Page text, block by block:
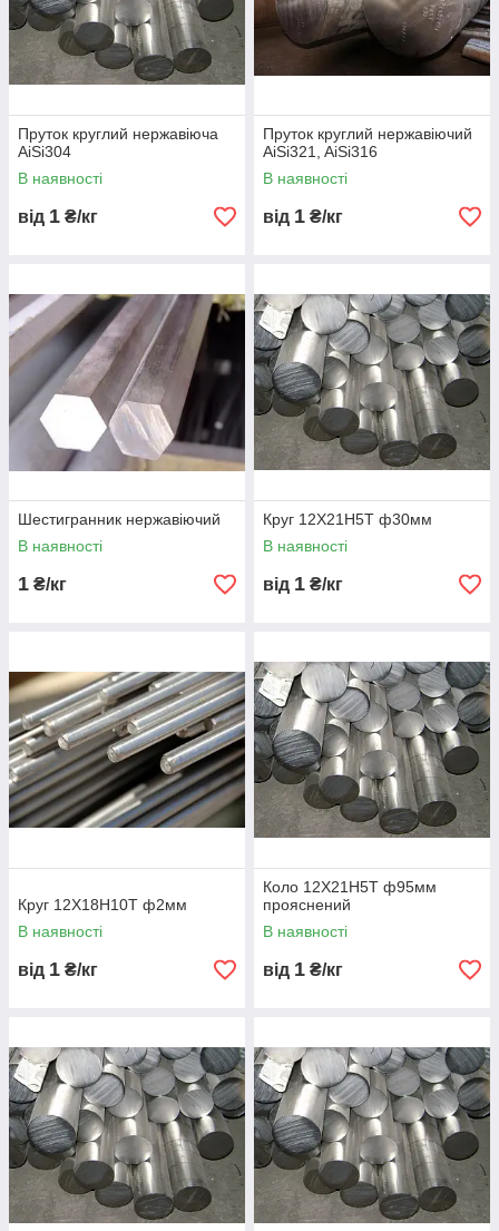
Пруток круглий нержавіюча
AiSi304
В наявності
від 1 ₴/кг
Пруток круглий нержавіючий
AiSi321, AiSi316
В наявності
від 1 ₴/кг
Шестигранник нержавіючий
В наявності
1 ₴/кг
Круг 12Х21Н5Т ф30мм
В наявності
від 1 ₴/кг
Круг 12Х18Н10Т ф2мм
В наявності
від 1 ₴/кг
Коло 12Х21Н5Т ф95мм
прояснений
В наявності
від 1 ₴/кг